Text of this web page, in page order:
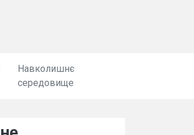
Навколишнє
середовище